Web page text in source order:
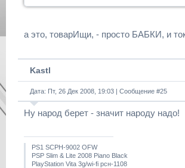
а это, товарИщи, - просто БАБКИ, и
Kastl
Дата: Пт, 26 Дек 2008, 19:03 | Сообщение #25
Ну народ берет - значит народу надо!
PS1 SCPH-9002 OFW
PSP Slim & Lite 2008 Piano Black
PlayStation Vita 3g/wi-fi рсн-1108